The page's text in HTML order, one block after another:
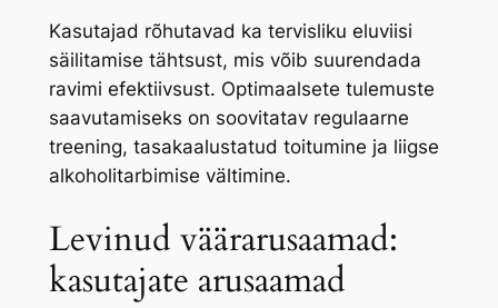
Kasutajad rõhutavad ka tervisliku eluviisi
säilitamise tähtsust, mis võib suurendada
ravimi efektiivsust. Optimaalsete tulemuste
saavutamiseks on soovitatav regulaarne
treening, tasakaalustatud toitumine ja liigse
alkoholitarbimise vältimine.
Levinud väärarusaamad:
kasutajate arusaamad